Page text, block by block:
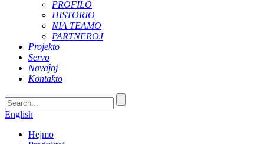
PROFILO
HISTORIO
NIA TEAMO
PARTNEROJ
Projekto
Servo
Novaĵoj
Kontakto
English
Hejmo